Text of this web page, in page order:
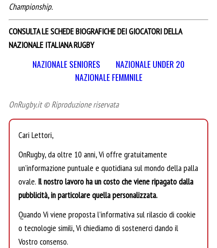
Championship.
CONSULTA LE SCHEDE BIOGRAFICHE DEI GIOCATORI DELLA
NAZIONALE ITALIANA RUGBY
NAZIONALE SENIORES
NAZIONALE UNDER 20
NAZIONALE FEMMNILE
OnRugby.it © Riproduzione riservata
Cari Lettori,
OnRugby, da oltre 10 anni, Vi offre gratuitamente
un’informazione puntuale e quotidiana sul mondo della palla
ovale. Il nostro lavoro ha un costo che viene ripagato dalla
pubblicità, in particolare quella personalizzata.
Quando Vi viene proposta l’informativa sul rilascio di cookie
o tecnologie simili, Vi chiediamo di sostenerci dando il
Vostro consenso.